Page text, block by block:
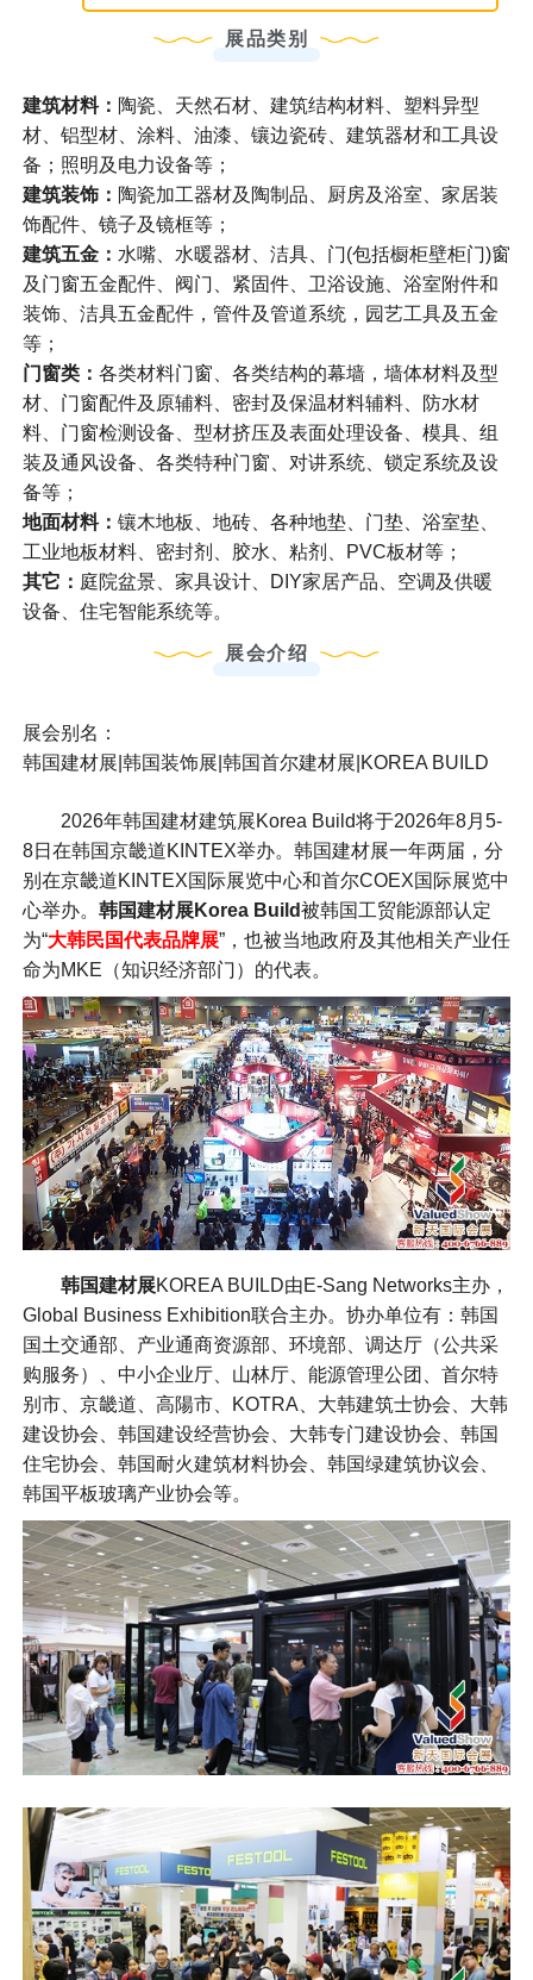
展品类别
建筑材料： 陶瓷、天然石材、建筑结构材料、塑料异型
材、铝型材、涂料、油漆、镶边瓷砖、建筑器材和工具设
备；照明及电力设备等；
建筑装饰： 陶瓷加工器材及陶制品、厨房及浴室、家居装
饰配件、镜子及镜框等；
建筑五金： 水嘴、水暖器材、洁具、门(包括橱柜壁柜门)窗
及门窗五金配件、阀门、紧固件、卫浴设施、浴室附件和
装饰、洁具五金配件，管件及管道系统，园艺工具及五金
等；
门窗类： 各类材料门窗、各类结构的幕墙，墙体材料及型
材、门窗配件及原辅料、密封及保温材料辅料、防水材
料、门窗检测设备、型材挤压及表面处理设备、模具、组
装及通风设备、各类特种门窗、对讲系统、锁定系统及设
备等；
地面材料： 镶木地板、地砖、各种地垫、门垫、浴室垫、
工业地板材料、密封剂、胶水、粘剂、PVC板材等；
其它： 庭院盆景、家具设计、DIY家居产品、空调及供暖
设备、住宅智能系统等。
展会介绍
展会别名：
韩国建材展|韩国装饰展|韩国首尔建材展|KOREA BUILD
2026年韩国建材建筑展Korea Build将于2026年8月5-
8日在韩国京畿道KINTEX举办。韩国建材展一年两届，分
别在京畿道KINTEX国际展览中心和首尔COEX国际展览中
心举办。 韩国建材展Korea Build被韩国工贸能源部认定
为“大韩民国代表品牌展”，也被当地政府及其他相关产业任
命为MKE（知识经济部门）的代表。
韩国建材展KOREA BUILD由E-Sang Networks主办，
Global Business Exhibition联合主办。协办单位有：韩国
国土交通部、产业通商资源部、环境部、调达厅（公共采
购服务）、中小企业厅、山林厅、能源管理公团、首尔特
别市、京畿道、高陽市、KOTRA、大韩建筑士协会、大韩
建设协会、韩国建设经营协会、大韩专门建设协会、韩国
住宅协会、韩国耐火建筑材料协会、韩国绿建筑协议会、
韩国平板玻璃产业协会等。